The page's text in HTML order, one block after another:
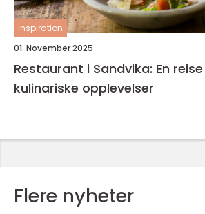
inspiration
01. November 2025
Restaurant i Sandvika: En
kulinariske opplevelser
Flere nyheter